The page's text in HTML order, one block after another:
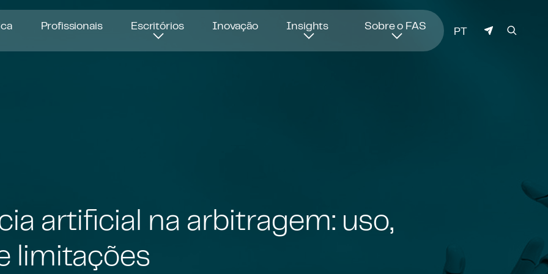
Profissionais Escritórios Inovação Insights Sobre o FAS IDIOMA
PT
artificial na arbitragem: uso,
limitações